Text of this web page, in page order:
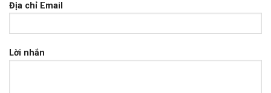
Địa chỉ Email
Lời nhắn